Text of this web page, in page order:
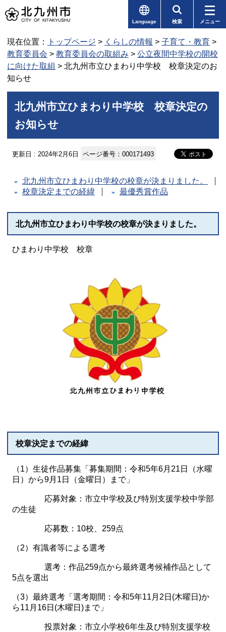
Language 検索 メニュー
現在位置： トップページ > くらしの情報 > 子育て・教育 >
教育委員会 > 教育委員会の取組み > 公立夜間中学校の開校
に向けた取組 > 北九州市立ひまわり中学校 校章決定のお
知らせ
北九州市立ひまわり中学校 校章決定の
お知らせ
更新日 : 2024年2月6日 ページ番号：000171493
北九州市立ひまわり中学校の校章が決まりました。
校章決定までの経緯
最優秀賞作品
北九州市立ひまわり中学校の校章が決まりました。
ひまわり中学校 校章
校章決定までの経緯
（1）生徒作品募集「募集期間：令和5年6月21日（水曜
日）から9月1日（金曜日）まで」
応募対象：市立中学校及び特別支援学校中学部
の生徒
応募数：10校、259点
（2）有識者等による選考
選考：作品259点から最終選考候補作品として
5点を選出
（3）最終選考「選考期間：令和5年11月2日(木曜日)か
ら11月16日(木曜日)まで」
投票対象：市立小学校6年生及び特別支援学校